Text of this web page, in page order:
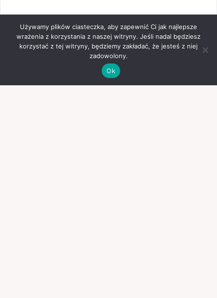
Używamy plików ciasteczka, aby zapewnić Ci jak najlepsze
wrażenia z korzystania z naszej witryny. Jeśli nadal będziesz
korzystać z tej witryny, będziemy zakładać, że jesteś z niej
zadowolony.
Ok